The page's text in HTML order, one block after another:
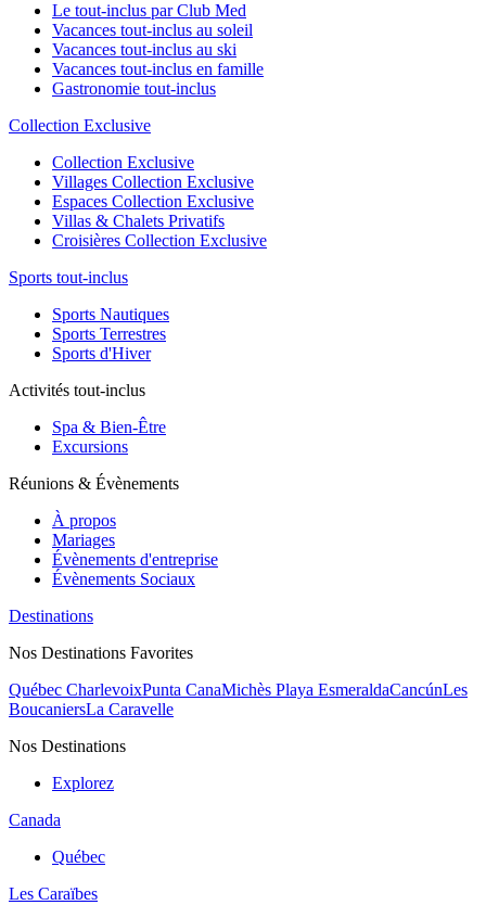
Le tout-inclus par Club Med
Vacances tout-inclus au soleil
Vacances tout-inclus au ski
Vacances tout-inclus en famille
Gastronomie tout-inclus
Collection Exclusive
Collection Exclusive
Villages Collection Exclusive
Espaces Collection Exclusive
Villas & Chalets Privatifs
Croisières Collection Exclusive
Sports tout-inclus
Sports Nautiques
Sports Terrestres
Sports d'Hiver
Activités tout-inclus
Spa & Bien-Être
Excursions
Réunions & Évènements
À propos
Mariages
Évènements d'entreprise
Évènements Sociaux
Destinations
Nos Destinations Favorites
Québec CharlevoixPunta CanaMichès Playa EsmeraldaCancúnLes
BoucaniersLa Caravelle
Nos Destinations
Explorez
Canada
Québec
Les Caraïbes